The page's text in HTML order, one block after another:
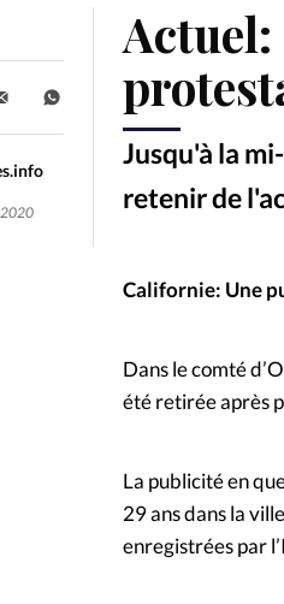
Bible
Eglises
Actuel:
Jusqu'à la
retenir de
2020
Californie: Une
Dans le comté
été retirée après
La publicité en
29 ans dans la
enregistrées par